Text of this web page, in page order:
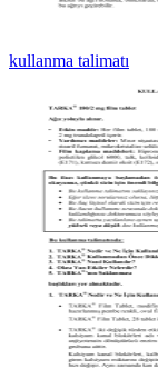
kullanma talimatı